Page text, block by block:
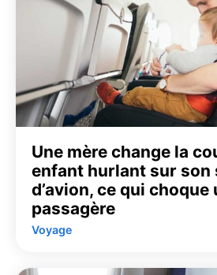
Une mère change la
enfant hurlant sur son
d’avion, ce qui choque
passagère
Voyage